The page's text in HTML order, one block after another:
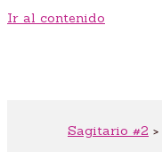
Ir al contenido
Sagitario #2 >